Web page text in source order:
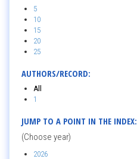
5
10
15
20
25
AUTHORS/RECORD:
All
1
JUMP TO A POINT IN THE INDEX:
(Choose year)
2026